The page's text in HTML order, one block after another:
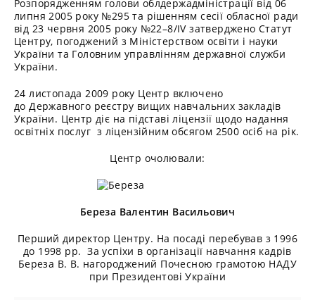
Розпорядженням голови облдержадміністрації від 06
липня 2005 року №295 та рішенням сесії обласної ради
від 23 червня 2005 року №22–8/IV затверджено Статут
Центру, погоджений з Міністерством освіти і науки
України та Головним управлінням державної служби
України.
24 листопада 2009 року Центр включено
до Державного реєстру вищих навчальних закладів
України. Центр діє на підставі ліцензії щодо надання
освітніх послуг з ліцензійним обсягом 2500 осіб на рік.
Центр очолювали:
Береза Валентин Васильович
Перший директор Центру. На посаді перебував з 1996
до 1998 рр. За успіхи в організації навчання кадрів
Береза В. В. нагороджений Почесною грамотою НАДУ
при Президентові України